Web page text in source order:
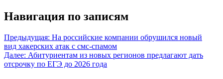
Навигация по записям
Предыдущая: На российские компании обрушился новый
вид хакерских атак с смс-спамом
Далее: Абитуриентам из новых регионов предлагают дать
отсрочку по ЕГЭ до 2026 года